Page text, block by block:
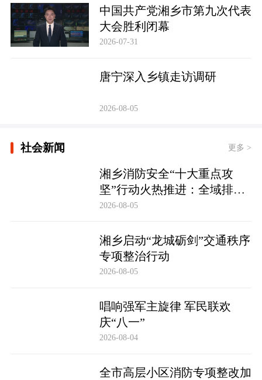
中国共产党湘乡市第九次代表
大会胜利闭幕
2026-07-31
唐宁深入乡镇走访调研
2026-08-05
社会新闻 更多 >
湘乡消防安全“十大重点攻
坚”行动火热推进：全域排查
除隐患 数字赋能保平安
2026-08-05
湘乡启动“龙城砺剑”交通秩序
专项整治行动
2026-08-05
唱响强军主旋律 军民联欢
庆“八一”
2026-08-04
全市高层小区消防专项整改加